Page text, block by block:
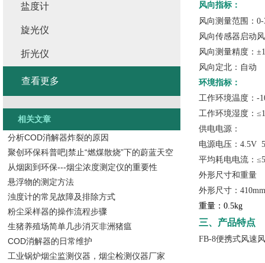
风向指标：
风向测量范围： 0-
风向传感器启动
风向测量精度：±
风向定北：自动
环境指标：
工作环境温度： -
工作环境湿度：≤
供电电源：
电源电压： 4.5V
平均耗电电流：≤
外形尺寸和重量
外形尺寸：
重量： 0.5kg
三、产品特点
FB-8便携式风速
盐度计
旋光仪
折光仪
查看更多
相关文章
分析COD消解器炸裂的原因
聚创环保科普吧|禁止“燃煤散烧”下的蔚蓝天空
从烟囱到环保---烟尘浓度测定仪的重要性
悬浮物的测定方法
浊度计的常见故障及排除方式
粉尘采样器的操作流程步骤
生猪养殖场简单几步消灭非洲猪瘟
COD消解器的日常维护
工业锅炉烟尘监测仪器，烟尘检测仪器厂家